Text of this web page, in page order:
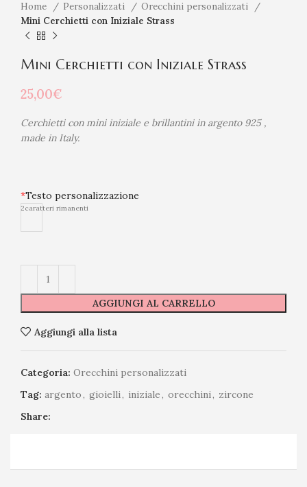
Home Personalizzati
Orecchini personalizzati
Mini Cerchietti con Iniziale Strass
Mini Cerchietti con Iniziale Strass
25,00€
Cerchietti con mini iniziale e brillantini in argento 925 ,
made in Italy.
*Testo personalizzazione
2caratteri rimanenti
AGGIUNGI AL CARRELLO
Aggiungi alla lista
Categoria: Orecchini personalizzati
Tag: argento, gioielli, iniziale, orecchini, zircone
Share: